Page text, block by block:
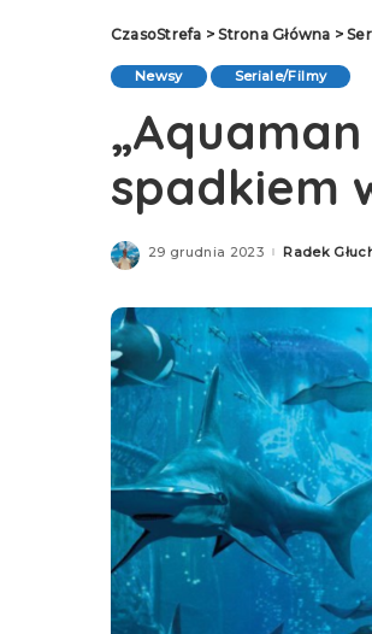
CzasoStrefa >Strona Główna >
Newsy Seriale/Filmy
spadkiem
29 grudnia 2023Posted
Radek